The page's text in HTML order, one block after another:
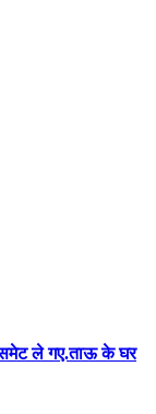
समेट ले गए.ताऊ के घर